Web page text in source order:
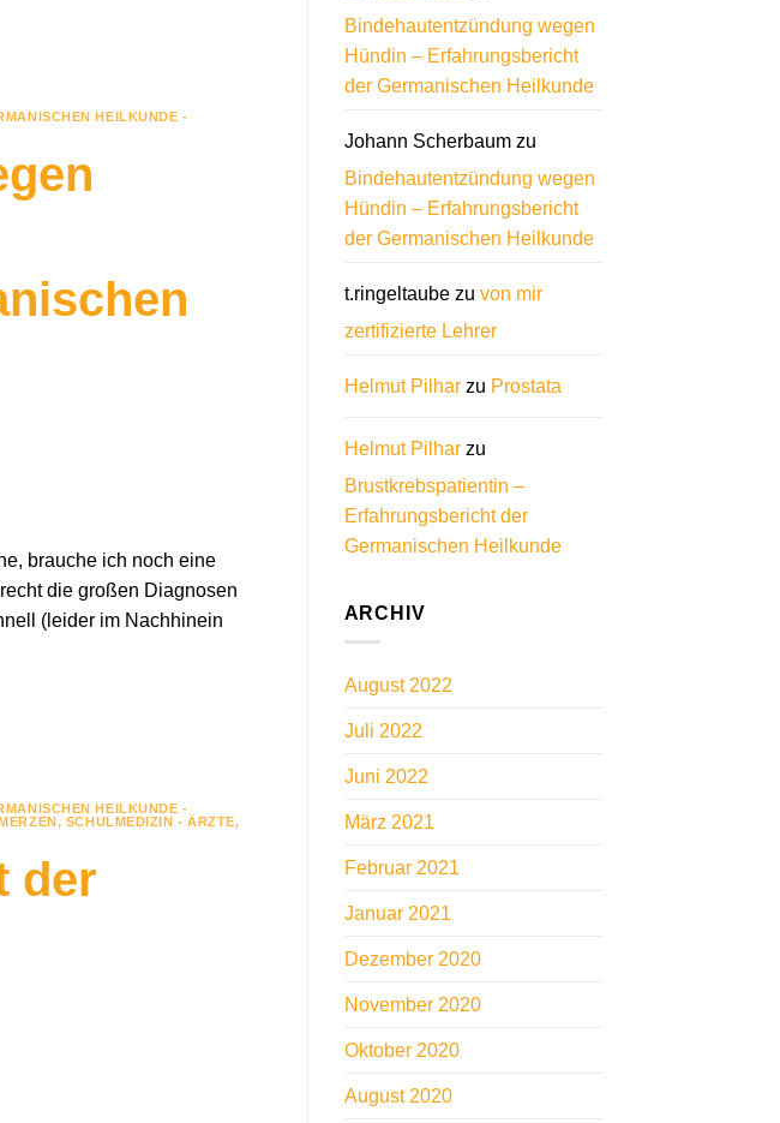
HEILKUNDE -
brauche ich noch eine
die großen Diagnosen
(leider im Nachhinein
HEILKUNDE -
, SCHULMEDIZIN - ÄRZTE,
der
Bindehautentzündung wegen
Hündin – Erfahrungsbericht
der Germanischen Heilkunde
Johann Scherbaumzu
Bindehautentzündung wegen
Hündin – Erfahrungsbericht
der Germanischen Heilkunde
t.ringeltaubezu von mir
zertifizierte Lehrer
Helmut Pilharzu Prostata
Helmut Pilharzu
Brustkrebspatientin –
Erfahrungsbericht der
Germanischen Heilkunde
ARCHIV
August 2022
Juli 2022
Juni 2022
März 2021
Februar 2021
Januar 2021
Dezember 2020
November 2020
Oktober 2020
August 2020